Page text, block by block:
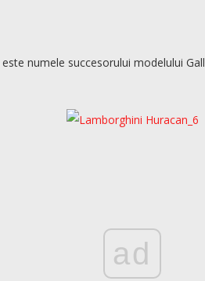
este numele succesorului modelului
ad